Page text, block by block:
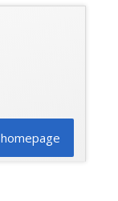
homepage